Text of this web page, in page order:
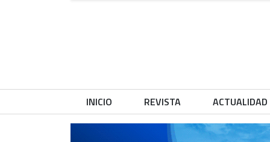
INICIO REVISTA ACTUALIDAD